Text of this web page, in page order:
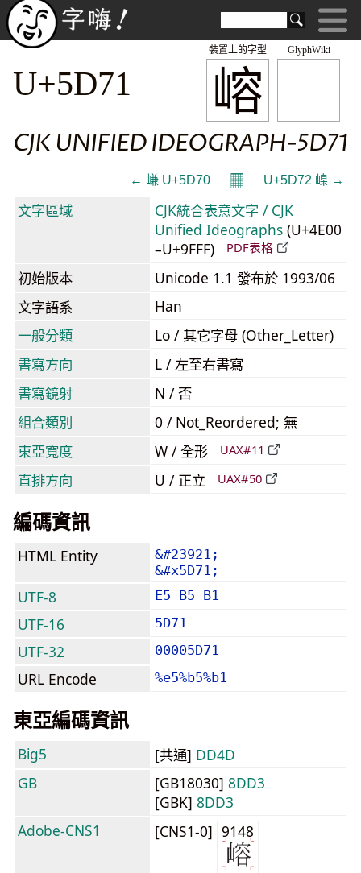
GlyphWiki
嵱
裝置上的字型
U+5D71
CJK UNIFIED IDEOGRAPH-5D71
← 嵰 U+5D70 𝄜 U+5D72 嵲 →
文字區域
CJK統合表意文字 / CJK
Unified Ideographs (U+4E00
–U+9FFF)
PDF表格
初始版本
Unicode 1.1 發布於 1993/06
文字語系
Han
一般分類
Lo / 其它字母 (Other_Letter)
書寫方向
L / 左至右書寫
書寫鏡射
N / 否
組合類別
0 / Not_Reordered; 無
東亞寬度
W / 全形 UAX#11
直排方向 U / 正立 UAX#50
編碼資訊
HTML Entity
&#23921;
&#x5D71;
UTF-8 E5 B5 B1
UTF-16 5D71
UTF-32 00005D71
URL Encode %e5%b5%b1
東亞編碼資訊
Big5 [共通] DD4D
GB
[GB18030] 8DD3
[GBK] 8DD3
Adobe-CNS1
[CNS1-0] 9148